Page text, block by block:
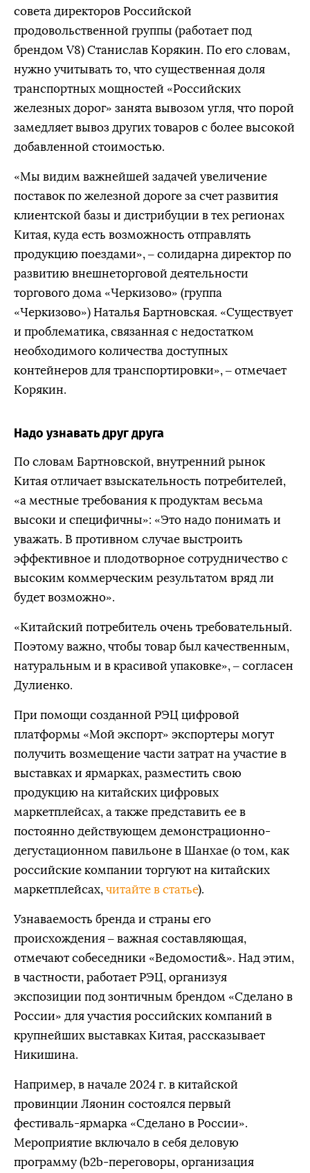
совета директоров Российской
продовольственной группы (работает под
брендом V8) Станислав Корякин. По его словам,
нужно учитывать то, что существенная доля
транспортных мощностей «Российских
железных дорог» занята вывозом угля, что порой
замедляет вывоз других товаров с более высокой
добавленной стоимостью.
«Мы видим важнейшей задачей увеличение
поставок по железной дороге за счет развития
клиентской базы и дистрибуции в тех регионах
Китая, куда есть возможность отправлять
продукцию поездами», – солидарна директор по
развитию внешнеторговой деятельности
торгового дома «Черкизово» (группа
«Черкизово») Наталья Бартновская. «Существует
и проблематика, связанная с недостатком
необходимого количества доступных
контейнеров для транспортировки», – отмечает
Корякин.
Надо узнавать друг друга
По словам Бартновской, внутренний рынок
Китая отличает взыскательность потребителей,
«а местные требования к продуктам весьма
высоки и специфичны»: «Это надо понимать и
уважать. В противном случае выстроить
эффективное и плодотворное сотрудничество с
высоким коммерческим результатом вряд ли
будет возможно».
«Китайский потребитель очень требовательный.
Поэтому важно, чтобы товар был качественным,
натуральным и в красивой упаковке», – согласен
Дулиенко.
При помощи созданной РЭЦ цифровой
платформы «Мой экспорт» экспортеры могут
получить возмещение части затрат на участие в
выставках и ярмарках, разместить свою
продукцию на китайских цифровых
маркетплейсах, а также представить ее в
постоянно действующем демонстрационно-
дегустационном павильоне в Шанхае (о том, как
российские компании торгуют на китайских
маркетплейсах,читайте в статье).
Узнаваемость бренда и страны его
происхождения – важная составляющая,
отмечают собеседники «Ведомости&». Над этим,
в частности, работает РЭЦ, организуя
экспозиции под зонтичным брендом «Сделано в
России» для участия российских компаний в
крупнейших выставках Китая, рассказывает
Никишина.
Например, в начале 2024 г. в китайской
провинции Ляонин состоялся первый
фестиваль-ярмарка «Сделано в России».
Мероприятие включало в себя деловую
программу (b2b-переговоры, организация